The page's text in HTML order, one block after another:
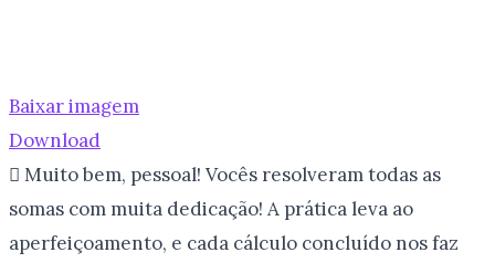
Baixar imagem
Download
 Muito bem, pessoal! Vocês resolveram todas as
somas com muita dedicação! A prática leva ao
aperfeiçoamento, e cada cálculo concluído nos faz